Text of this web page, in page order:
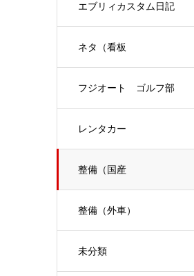
エブリィカスタム日記
ネタ（看板
フジオート ゴルフ部
レンタカー
整備（国産
整備（外車）
未分類